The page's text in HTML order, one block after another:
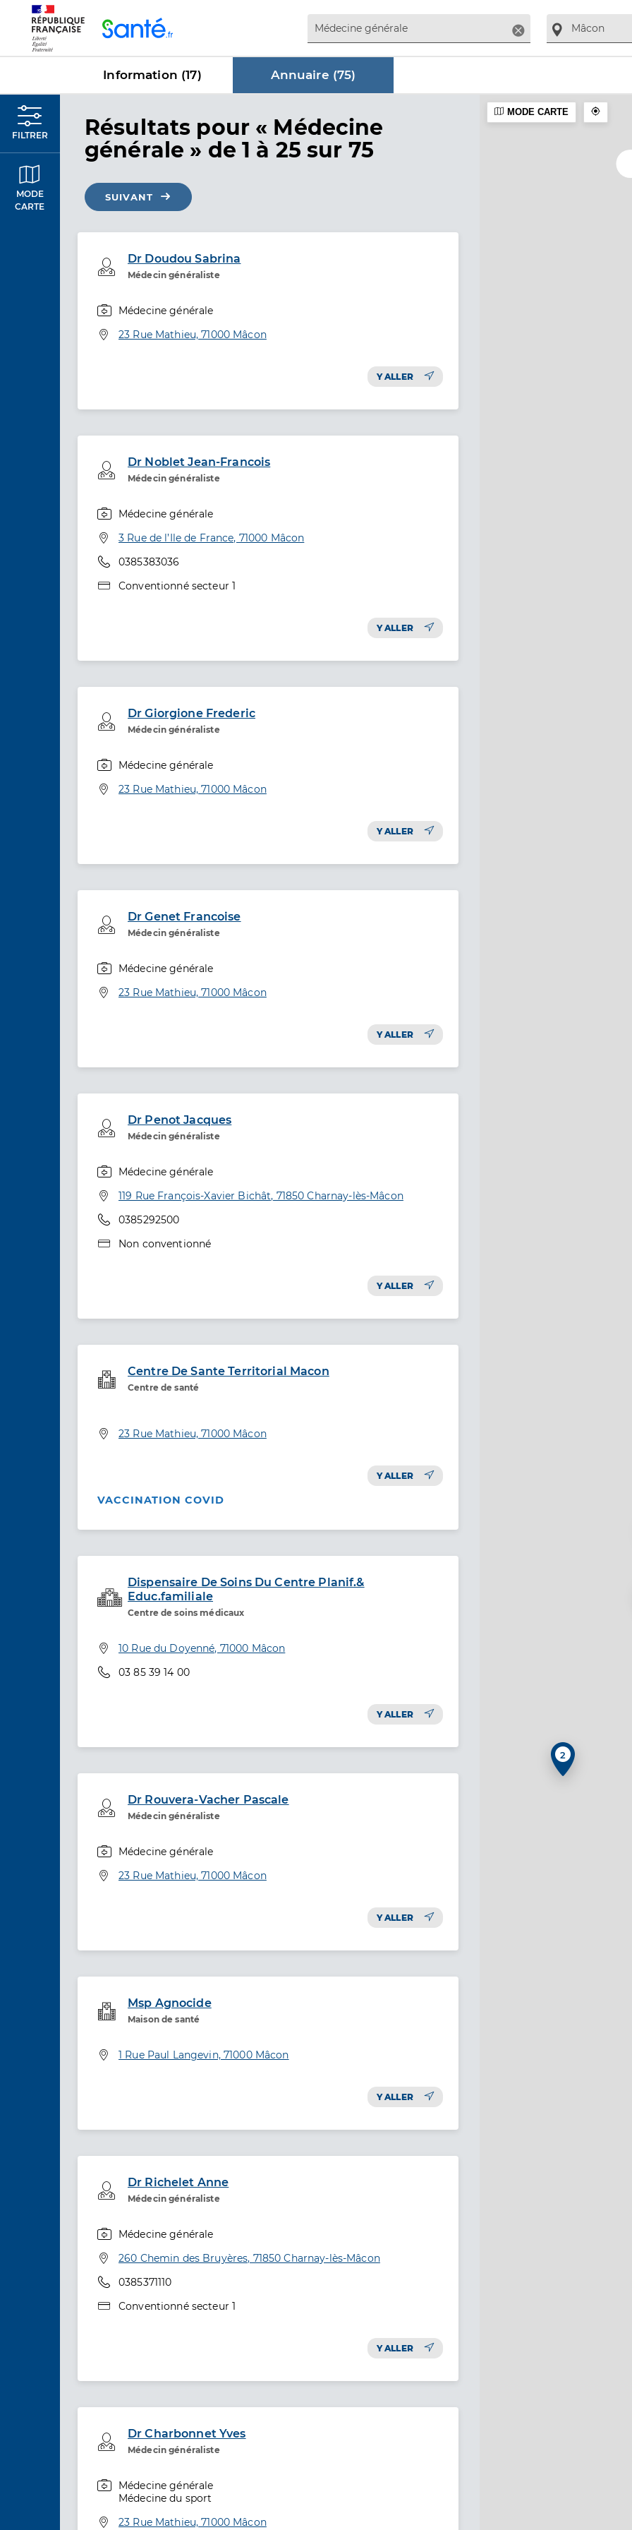
Supprimer
Information (17) Annuaire (75)
FILTRER
MODE
CARTE
Résultats dans Annuaire
pour « Médecine
générale » de 1 à 25 sur 75
SUIVANT
Dr Doudou Sabrina
Médecin généraliste
Professionel de santé
Médecine générale
Adresse
23 Rue Mathieu, 71000 Mâcon
Y ALLER
Dr Noblet Jean-Francois
Médecin généraliste
Professionel de santé
Médecine générale
Adresse
3 Rue de l’Ile de France, 71000 Mâcon
Téléphone
0385383036
Type de convention
Conventionné secteur 1
Y ALLER
Dr Giorgione Frederic
Médecin généraliste
Professionel de santé
Médecine générale
Adresse
23 Rue Mathieu, 71000 Mâcon
Y ALLER
Dr Genet Francoise
Médecin généraliste
Professionel de santé
Médecine générale
Adresse
23 Rue Mathieu, 71000 Mâcon
Y ALLER
Dr Penot Jacques
Médecin généraliste
Professionel de santé
Médecine générale
Adresse
119 Rue François-Xavier Bichât, 71850 Charnay-lès-Mâcon
Téléphone
0385292500
Type de convention
Non conventionné
Y ALLER
Centre De Sante Territorial Macon
Centre de santé
Service de santé
Adresse
23 Rue Mathieu, 71000 Mâcon
Y ALLER
VACCINATION COVID
Dispensaire De Soins Du Centre Planif.&
Educ.familiale
Centre de soins médicaux
Service de santé
Adresse
10 Rue du Doyenné, 71000 Mâcon
Téléphone
03 85 39 14 00
Y ALLER
Dr Rouvera-Vacher Pascale
Médecin généraliste
Professionel de santé
Médecine générale
Adresse
23 Rue Mathieu, 71000 Mâcon
Y ALLER
Msp Agnocide
Maison de santé
Service de santé
Adresse
1 Rue Paul Langevin, 71000 Mâcon
Y ALLER
Dr Richelet Anne
Médecin généraliste
Professionel de santé
Médecine générale
Adresse
260 Chemin des Bruyères, 71850 Charnay-lès-Mâcon
Téléphone
0385371110
Type de convention
Conventionné secteur 1
Y ALLER
Dr Charbonnet Yves
Médecin généraliste
Professionel de santé
Spécialités
Médecine générale
Médecine du sport
Adresse
23 Rue Mathieu, 71000 Mâcon
2
MODE CARTE
Panneau de gestion des cookies